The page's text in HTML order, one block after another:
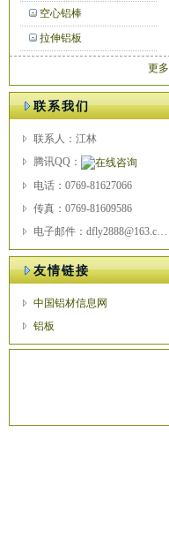
空心铝棒
拉伸铝板
更多
联系我们
联系人：江林
腾讯QQ：
电话：0769-81627066
传真：0769-81609586
电子邮件：dfly2888@163.com
友情链接
中国铝材信息网
铝板